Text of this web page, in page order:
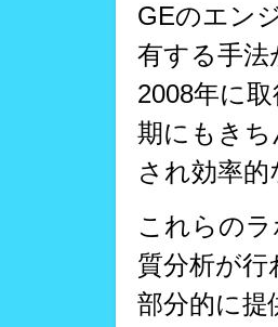
GEのエン
有する手法
2008年に
期にもき
され効率
これらの
質分析が
部分的に